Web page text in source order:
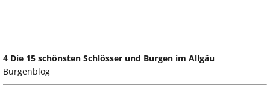
4 Die 15 schönsten Schlösser und Burgen im Allgäu
Burgenblog